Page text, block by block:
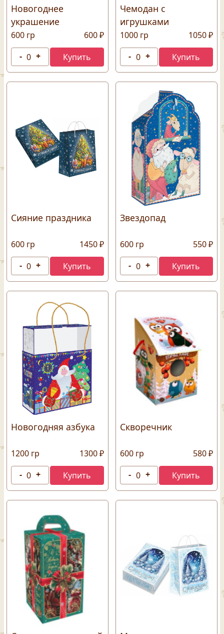
Новогоднее
украшение
600 гр 600 ₽
Чемодан с
игрушками
1000 гр 1050 ₽
Сияние праздника
600 гр 1450 ₽
Звездопад
600 гр 550 ₽
Новогодняя азбука
1200 гр 1300 ₽
Скворечник
600 гр 580 ₽